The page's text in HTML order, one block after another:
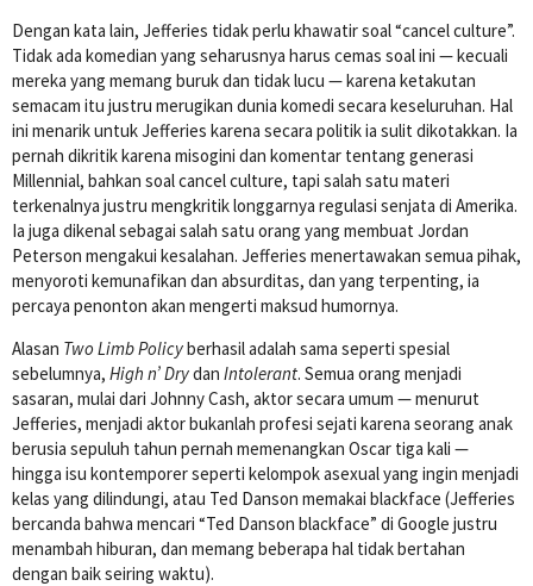
Dengan kata lain, Jefferies tidak perlu khawatir soal “cancel culture”.
Tidak ada komedian yang seharusnya harus cemas soal ini — kecuali
mereka yang memang buruk dan tidak lucu — karena ketakutan
semacam itu justru merugikan dunia komedi secara keseluruhan. Hal
ini menarik untuk Jefferies karena secara politik ia sulit dikotakkan. Ia
pernah dikritik karena misogini dan komentar tentang generasi
Millennial, bahkan soal cancel culture, tapi salah satu materi
terkenalnya justru mengkritik longgarnya regulasi senjata di Amerika.
Ia juga dikenal sebagai salah satu orang yang membuat Jordan
Peterson mengakui kesalahan. Jefferies menertawakan semua pihak,
menyoroti kemunafikan dan absurditas, dan yang terpenting, ia
percaya penonton akan mengerti maksud humornya.
Alasan Two Limb Policyberhasil adalah sama seperti spesial
sebelumnya, High n’ Drydan Intolerant. Semua orang menjadi
sasaran, mulai dari Johnny Cash, aktor secara umum — menurut
Jefferies, menjadi aktor bukanlah profesi sejati karena seorang anak
berusia sepuluh tahun pernah memenangkan Oscar tiga kali —
hingga isu kontemporer seperti kelompok asexual yang ingin menjadi
kelas yang dilindungi, atau Ted Danson memakai blackface (Jefferies
bercanda bahwa mencari “Ted Danson blackface” di Google justru
menambah hiburan, dan memang beberapa hal tidak bertahan
dengan baik seiring waktu).